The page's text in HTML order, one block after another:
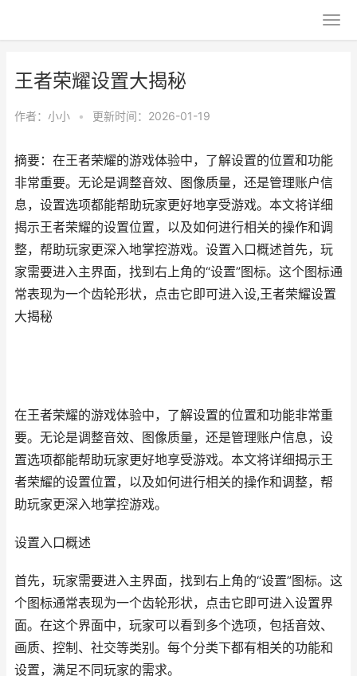
王者荣耀设置大揭秘
作者： 小小 • 更新时间：2026-01-19
摘要：在王者荣耀的游戏体验中，了解设置的位置和功能
非常重要。无论是调整音效、图像质量，还是管理账户信
息，设置选项都能帮助玩家更好地享受游戏。本文将详细
揭示王者荣耀的设置位置，以及如何进行相关的操作和调
整，帮助玩家更深入地掌控游戏。设置入口概述首先，玩
家需要进入主界面，找到右上角的“设置”图标。这个图标通
常表现为一个齿轮形状，点击它即可进入设,王者荣耀设置
大揭秘
在王者荣耀的游戏体验中，了解设置的位置和功能非常重
要。无论是调整音效、图像质量，还是管理账户信息，设
置选项都能帮助玩家更好地享受游戏。本文将详细揭示王
者荣耀的设置位置，以及如何进行相关的操作和调整，帮
助玩家更深入地掌控游戏。
设置入口概述
首先，玩家需要进入主界面，找到右上角的“设置”图标。这
个图标通常表现为一个齿轮形状，点击它即可进入设置界
面。在这个界面中，玩家可以看到多个选项，包括音效、
画质、控制、社交等类别。每个分类下都有相关的功能和
设置，满足不同玩家的需求。